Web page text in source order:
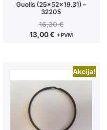
Guolis (25x52x19.31) –
32205
16,30€
13,00€ +PVM
Akcija!